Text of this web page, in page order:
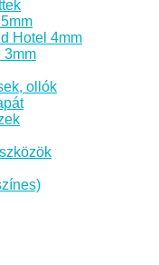
Hotel 4mm
3mm
ollók